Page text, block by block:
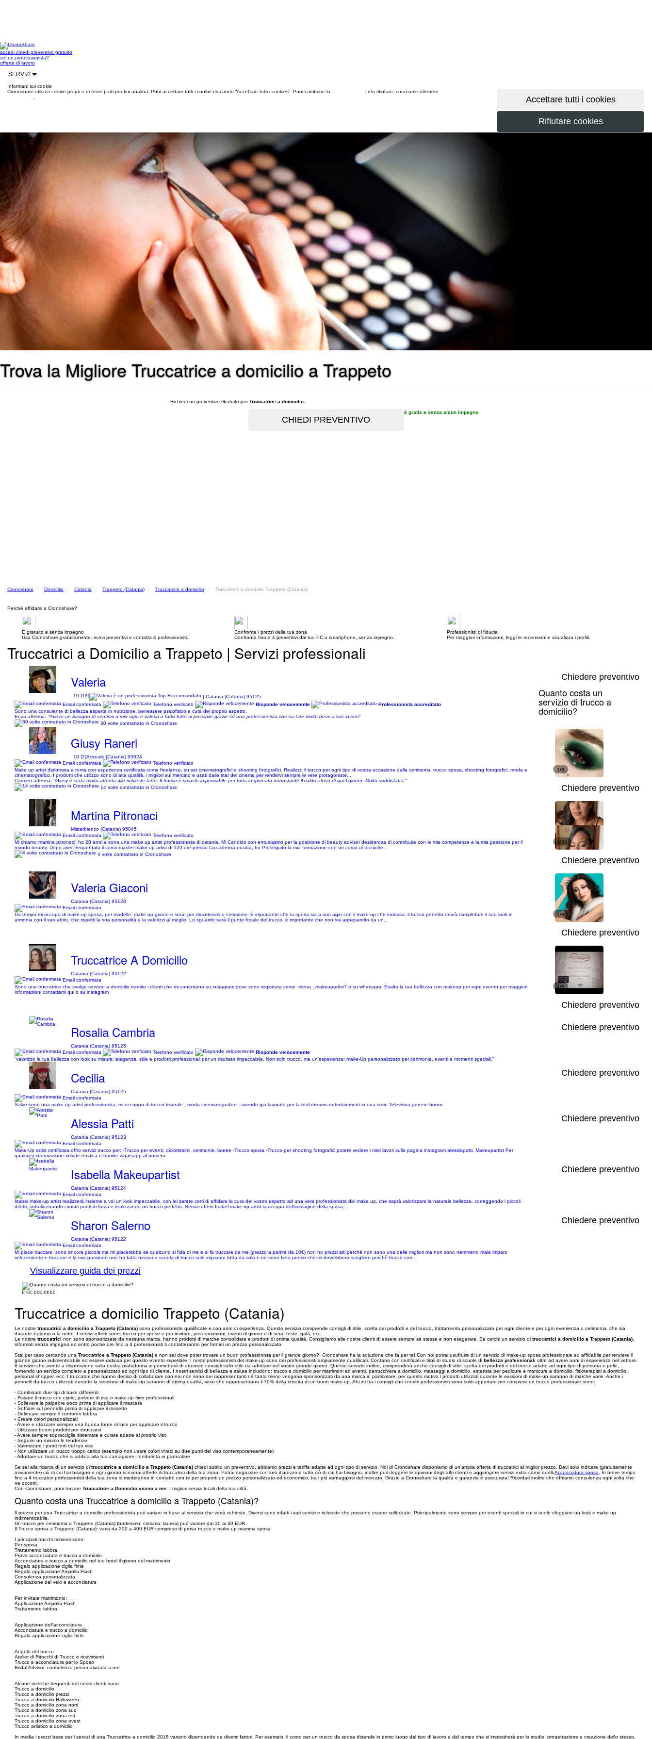
accedi chiedi preventivo gratuito
sei un professionista?
offerte di lavoro
SERVIZI
Informani sui cookie
Cronoshare utilizza cookie propri e di terze parti per fini analitici. Puoi accettare tutti i cookie cliccando “Accettare tutti i cookies”. Puoi cambiare la
, e/o rifiutare, cosi come ottenere
Trova la Migliore Truccatrice a domicilio a Trappeto
Richiedi un preventivo Gratuito perTruccatrice a domicilio
è gratis e senza alcun impegno
Cronoshare Domicilio Catania Trappeto (Catania) Truccatrice a domicilio Truccatrice a domicilio Trappeto (Catania)
Perché affidarsi a Cronoshare?
E gratuito e senza impegno
Usa Cronoshare gratuitamente: ricevi preventivi e contatta 4 professionisti.
Confronta i prezzi della tua zona
Confronta fino a 4 preventivi dal tuo PC o smartphone, senza impegno.
Professionisti di fiducia
Per maggiori informazioni, leggi le recensioni e visualizza i profili.
Truccatrici a Domicilio a Trappeto | Servizi professionali
Valeria
10 (18)
| Catania (Catania) 95125
Email confermata
Telefono verificato Risponde velocemente
Professionista accreditato
Sono una consulente di bellezza esperta in nutrizione, benessere psicofisico e cura del proprio aspetto.
Enza afferma: "Avevo un bisogno di sentirmi a mio agio e valeria a fatto tutto ol possibile grazie sd una professionista che sa fare molto bene il suo lavoro"
30 volte contrattato in Cronoshare
Chiedere preventivo
Giusy Raneri
10 (2)Acireale (Catania) 95024
Email confermata
Telefono verificato
Make up artist diplomata a roma con esperienza certificata come freelance, su set cinematografici e shooting fotografici. Realizzo il trucco per ogni tipo di vostra occasione dalla cerimonia, trucco sposa, shooting fotografici, moda e
cinematografico. I prodotti che utilizzo sono di alta qualità, i migliori sul mercato e usati dalle star del cinema per rendervi sempre le vere protagoniste...
Carmen afferma: "Giusy è stata molto attenta alle richieste fatte. Il trucco è rimasto impeccabile per tutta la giornata nonostante il caldo afoso di quel giorno. Molto soddisfatta."
14 volte contrattato in Cronoshare
1/8
Chiedere preventivo
Martina Pitronaci
Misterbianco (Catania) 95045
Email confermata
Telefono verificato
Mi chiamo martina pitronaci, ho 20 anni e sono una make up artist professionista di catania. Mi Candido con entusiasmo per la posizione di beauty advisor desiderosa di contribuire con le mie competenze e la mia passione per il
mondo beauty. Dopo aver frequentato il corso master make up artist di 120 ore presso l'accademia nicotra, ho Proseguito la mia formazione con un corso di tecniche...
4 volte contrattato in Cronoshare
1/30
Chiedere preventivo
Valeria Giaconi
Catania (Catania) 95128
Email confermata
Da tempo mi occupo di make up sposa, per modelle, make up giorno e sera, per diciottesimi o cerimonie. È importante che la sposa sia a suo agio con il make-up che indossa; il trucco perfetto dovrà completare il suo look in
armonia con il suo abito, che rispetti la sua personalità e la valorizzi al meglio! Lo sguardo sarà il punto focale del trucco, è importante che non sia appesantito da un...
1/9
Chiedere preventivo
Truccatrice A Domicilio
Catania (Catania) 95122
Email confermata
Sono una truccatrice che svolge servizio a domicilio tramite i clienti che mi contattano su instagram dove sono registrata come: elena_.makeupartist7 o su whatsapp. Esalto la tua bellezza con makeup per ogni evento per maggiori
informazioni contattami qui o su instagram
1/5
Chiedere preventivo
Rosalia Cambria
Catania (Catania) 95125
Email confermata
Telefono verificato
Risponde velocemente
“valorizzo la tua bellezza con look su misura: eleganza, stile e prodotti professionali per un risultato impeccabile. Non solo trucco, ma un’esperienza: make-Up personalizzato per cerimonie, eventi e momenti speciali.”
Chiedere preventivo
Cecilia
Catania (Catania) 95125
Email confermata
Salve sono una make up artist professionista, mi occuppo di trucco teatrale , moda cinematografico , avendo gia lavorato per la real dreams entertainment in una serie Televisiva genere horror.
Chiedere preventivo
Alessia Patti
Catania (Catania) 95123
Email confermata
Make-Up artist certificata offro servizi trucco per: -Trucco per eventi, diciottesimi, cerimonie, lauree -Trucco sposa -Trucco per shooting fotografici potete vedere i miei lavori sulla pagina instagram alessiapatti. Makeupartist Per
qualsiasi informazione inviate email a o tramite whatsapp al numero
Chiedere preventivo
Isabella Makeupartist
Catania (Catania) 95124
Email confermata
Isabel make-up artist realizzerà insieme a voi un look impeccabile, con lei sarete certi di affidare la cura del vostro aspetto ad una vera professionista del make up, che saprà valorizzare la naturale bellezza, correggendo i piccoli
difetti, sottolinenando i vostri punti di forza e realizzando un trucco perfetto. Servizi offerti Isabel make-up artist si occupa dell’immagine della sposa,...
Chiedere preventivo
Sharon Salerno
Catania (Catania) 95122
Email confermata
Mi piace truccare, sono ancora piccola ma mi piacerebbe se qualcuno si fida di me e si fa truccare da me (prezzo a partire da 10€) non ho prezzi alti perché non sono una delle migliori ma non sono nemmeno male imparo
velocemente e truccare e la mia passione non ho fatto nessuna scuola di trucco solo imparato tutta da sola e ne sono fiera penso che mi dovrebbero scegliere perché trucco con...
Chiedere preventivo
Quanto costa un
servizio di trucco a
domicilio?
Visualizzare guida dei prezzi
€ €€ €€€ €€€€
Truccatrice a domicilio Trappeto (Catania)
Le nostre truccatrici a domicilio a Trappeto (Catania) sono professioniste qualificate e con anni di esperienza. Questo servizio comprende consigli di stile, scelta dei prodotti e del trucco, trattamento personalizzato per ogni cliente e per ogni evenienza o cerimonia, che sia
durante il giorno o la notte. I servizi offerti sono: trucco per spose e per invitate, per comunioni, eventi di giorno o di sera, feste, galà, ecc.
Le nostre truccatrici non sono sponsorizzate da nessuna marca, hanno prodotti di marche consolidate e prodotti di ottima qualità. Consigliamo alle nostre clienti di essere sempre sé stesse e non esagerare. Se cerchi un servizio di truccatrici a domicilio a Trappeto (Catania)
informati senza impegno ed entro poche ore fino a 4 professionisti ti contatteranno per fornirti un prezzo personalizzato.
Stai per caso cercando una Truccatrice a Trappeto (Catania) e non sai dove poter trovare un buon professionista per il grande giorno?! Cronoshare ha la soluzione che fa per te! Con noi potrai usufruire di un servizio di make-up sposa professionale ed affidabile per rendere il
grande giorno indimenticabile ed essere radiosa per questo evento irripetibile. I nostri professionisti del make-up sono dei professionisti ampiamente qualificati. Contano con certificati e titoli di studio di scuole di bellezza professionali oltre ad avere anni di esperienza nel settore.
Il servizio che avrete a disposizione sulla nostra piattaforma vi permetterà di ottenere consigli sullo stile da adottare nel vostro grande giorno. Questo servizio inoltre, comprenderà anche consigli di stile, scelta dei prodotti e del trucco adatto ad ogni tipo di persona e pelle,
fornendo un servizio completo e personalizzato ad ogni tipo di cliente. I nostri servizi di bellezza e salute includono: trucco a domicilio per matrimoni ed eventi, parrucchiera a domicilio, massaggi a domicilio, estetista per pedicure e manicure a domicilio, fisioterapisti a domicilio,
personal shopper, ecc. I truccatori che hanno deciso di collaborare con noi non sono dei rappresentanti né tanto meno vengono sponsorizzati da una marca in particolare, per questo motivo i prodotti utilizzati durante le sessioni di make-up saranno di marche varie. Anche i
pennelli da trucco utilizzati durante la sessione di make-up saranno di ottima qualità, visto che rappresentano il 70% della riuscita di un buon make-up. Alcuni tra i consigli che i nostri professionisti sono soliti apportare per compiere un trucco professionale sono:
- Combinare due tipi di base differenti
- Fissare il trucco con ciprie, polvere di riso o make-up fixer professionali
- Sollevare le palpebre poco prima di applicare il mascara
- Soffiare sul pennello prima di applicare il rossetto
- Delineare sempre il contorno labbra
- Creare colori personalizzati
- Avere e utilizzare sempre una buona fonte di luce per applicare il trucco
- Utilizzare buoni prodotti per struccarsi
- Avere sempre sopracciglia sistemate e curate adatte al proprio viso
- Seguire un minimo le tendenze
- Valorizzare i punti forti del tuo viso
- Non utilizzare un trucco troppo carico (esempio non usare colori vivaci su due punti del viso contemporaneamente)
- Adottare un trucco che si addica alla tua carnagione, fondotinta in particolare
Se sei alla ricerca di un servizio di truccatrice a domicilio a Trappeto (Catania) chiedi subito un preventivo, abbiamo prezzi e tariffe adatte ad ogni tipo di servizio. Noi di Cronoshare disponiamo di un’ampia offerta di truccatrici al miglior prezzo. Devi solo indicare (gratuitamente
ovviamente) ciò di cui hai bisogno e ogni giorno riceverai offerte di truccatrici della tua zona. Potrai negoziare con loro il prezzo e tutto ciò di cui hai bisogno, inoltre puoi leggere le opinioni degli altri clienti e aggiungere servizi extra come quelliAcconciatura sposa . In breve tempo
fino a 4 truccatori professionisti della tua zona si metteranno in contatto con te per proporti un prezzo personalizzato ed economico, tra i più vantaggiosi del mercato. Grazie a Cronoshare la qualità e garanzia è assicurata! Ricordati inoltre che offriamo consulenza ogni volta che
ne occorri.
Con Cronoshare, puoi trovare Truccatrice a Domicilio vicino a me . I migliori servizi locali della tua città.
Quanto costa una Truccatrice a domicilio a Trappeto (Catania)?
Il prezzo per una Truccatrice a domicilio professionista può variare in base al servizio che verrà richiesto. Diversi sono infatti i vari servizi e richieste che possono essere sollecitate. Principalmente sono sempre per eventi speciali in cui si vuole sfoggiare un look e make-up
indimenticabile.
Un trucco per cerimonia a Trappeto (Catania) (battesimo; cresima; laurea) può variare dai 30 ai 40 EUR.
Il Trucco sposa a Trappeto (Catania): varia da 200 a 400 EUR compreso di prova trucco e make-up mamma sposa
I principali trucchi richiesti sono:
Per sposa:
Trattamento labbra
Prova acconciatura e trucco a domicilio
Acconciatura e trucco a domicilio nel tuo hotel il giorno del matrimonio
Regalo applicazione ciglia finte
Regalo applicazione Ampolla Flash
Consulenza personalizzata
Applicazione del velo e acconciatura
Per invitate matrimonio:
Applicazione Ampolla Flash
Trattamento labbra
Applicazione dell'acconciatura
Acconciatura e trucco a domicilio
Regalo applicazione ciglia finte
Angolo del trucco
Atelier di Ritocchi di Trucco e ricevimenti
Trucco e acconciatura per lo Sposo
Bridal Advisor, consulenza personalizzata a ore
Alcune ricerche frequenti dei nostri clienti sono:
Trucco a domicilio
Trucco a domicilio prezzi
Trucco a domicilio Halloween
Trucco a domicilio zona nord
Trucco a domicilio zona sud
Trucco a domicilio zona est
Trucco a domicilio zona ovest
Trucco artistico a domicilio
In media i prezzi base per i servizi di una Truccatrice a domicilio 2018 variano dipendendo da diversi fattori. Per esempio, il costo per un trucco da sposa dipende in primo luogo dal tipo di lavoro e dal tempo che si impiegherà per lo studio, progettazione e creazione dello stesso.